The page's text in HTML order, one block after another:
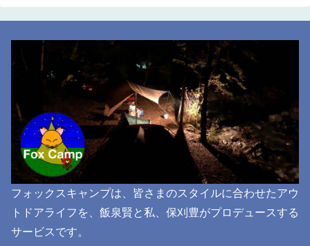
フォックスキャンプは、皆さまのスタイルに合わせたアウ
トドアライフを、飯泉賢と私、保刈豊がプロデュースする
サービスです。